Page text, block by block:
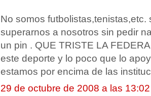
No somos
superarnos a nosotros sin pedir
un pin . QUE TRISTE LA
este deporte y lo poco que lo
estamos por encima de las
29 de octubre de 2008 a las 13:02